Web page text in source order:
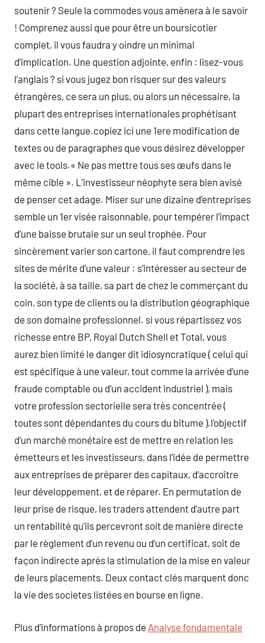
soutenir ? Seule la commodes vous amènera à le savoir
! Comprenez aussi que pour être un boursicotier
complet, il vous faudra y oindre un minimal
d’implication. Une question adjointe, enfin : lisez-vous
l’anglais ? si vous jugez bon risquer sur des valeurs
étrangères, ce sera un plus, ou alors un nécessaire, la
plupart des entreprises internationales prophétisant
dans cette langue.copiez ici une 1ere modification de
textes ou de paragraphes que vous désirez développer
avec le tools.« Ne pas mettre tous ses œufs dans le
même cible ». L’investisseur néophyte sera bien avisé
de penser cet adage. Miser sur une dizaine d’entreprises
semble un 1er visée raisonnable, pour tempérer l’impact
d’une baisse brutale sur un seul trophée. Pour
sincèrement varier son cartone, il faut comprendre les
sites de mérite d’une valeur : s’intéresser au secteur de
la société, à sa taille, sa part de chez le commerçant du
coin, son type de clients ou la distribution géographique
de son domaine professionnel. si vous répartissez vos
richesse entre BP, Royal Dutch Shell et Total, vous
aurez bien limité le danger dit idiosyncratique ( celui qui
est spécifique à une valeur, tout comme la arrivée d’une
fraude comptable ou d’un accident industriel ), mais
votre profession sectorielle sera très concentrée (
toutes sont dépendantes du cours du bitume ).l’objectif
d’un marché monétaire est de mettre en relation les
émetteurs et les investisseurs, dans l’idée de permettre
aux entreprises de préparer des capitaux, d’accroître
leur développement, et de réparer. En permutation de
leur prise de risque, les traders attendent d’autre part
un rentabilité qu’ils percevront soit de manière directe
par le règlement d’un revenu ou d’un certificat, soit de
façon indirecte après la stimulation de la mise en valeur
de leurs placements. Deux contact clés marquent donc
la vie des societes listées en bourse en ligne.
Plus d’informations à propos de Analyse fondamentale